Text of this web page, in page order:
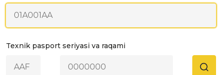
Texnik pasport seriyasi va raqami